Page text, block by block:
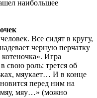
наибольшее
Все сидят в кругу,
черную перчатку
Игра
свою роль: трется об
мяукает… И в конце
перед ним на
мяу, мяу…» (можно